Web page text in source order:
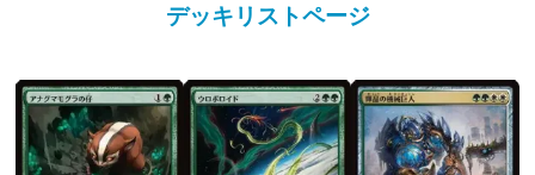
デッキリストページ